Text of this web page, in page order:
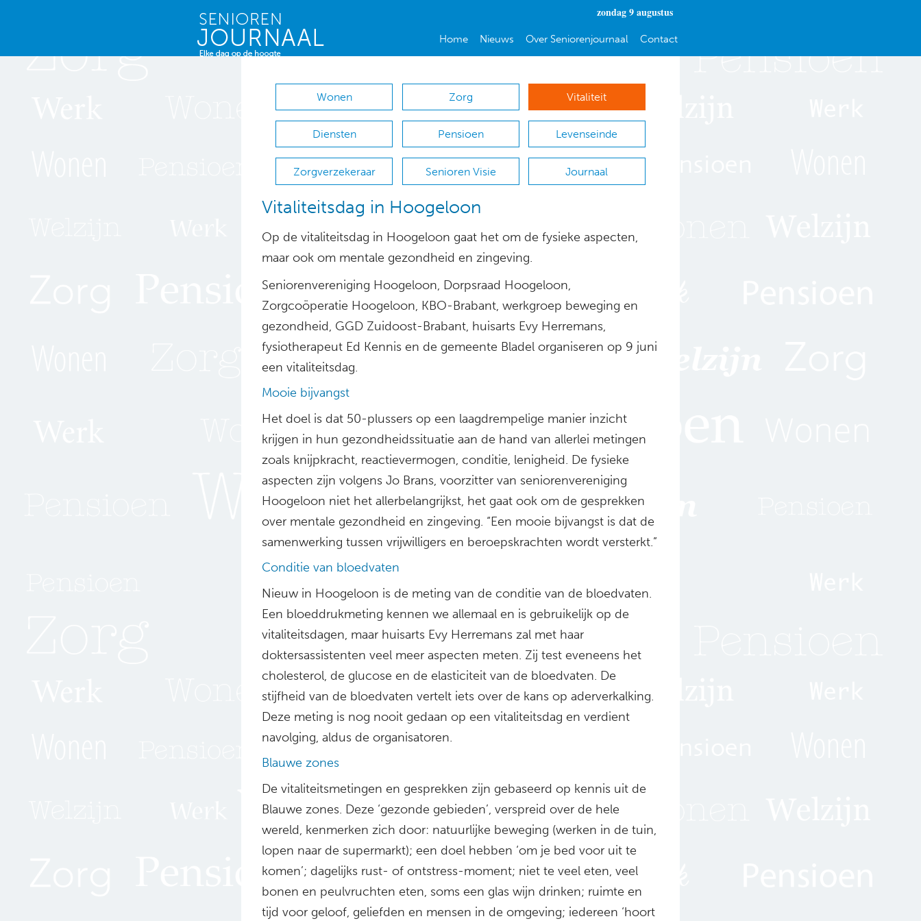
zondag 9 augustus
Home Nieuws Over Seniorenjournaal Contact
Wonen Zorg Vitaliteit
Diensten Pensioen Levenseinde
Zorgverzekeraar Senioren Visie Journaal
Vitaliteitsdag in Hoogeloon
Op de vitaliteitsdag in Hoogeloon gaat het om de fysieke aspecten,
maar ook om mentale gezondheid en zingeving.
Seniorenvereniging Hoogeloon, Dorpsraad Hoogeloon,
Zorgcoöperatie Hoogeloon, KBO-Brabant, werkgroep beweging en
gezondheid, GGD Zuidoost-Brabant, huisarts Evy Herremans,
fysiotherapeut Ed Kennis en de gemeente Bladel organiseren op 9 juni
een vitaliteitsdag.
Mooie bijvangst
Het doel is dat 50-plussers op een laagdrempelige manier inzicht
krijgen in hun gezondheidssituatie aan de hand van allerlei metingen
zoals knijpkracht, reactievermogen, conditie, lenigheid. De fysieke
aspecten zijn volgens Jo Brans, voorzitter van seniorenvereniging
Hoogeloon niet het allerbelangrijkst, het gaat ook om de gesprekken
over mentale gezondheid en zingeving. “Een mooie bijvangst is dat de
samenwerking tussen vrijwilligers en beroepskrachten wordt versterkt.”
Conditie van bloedvaten
Nieuw in Hoogeloon is de meting van de conditie van de bloedvaten.
Een bloeddrukmeting kennen we allemaal en is gebruikelijk op de
vitaliteitsdagen, maar huisarts Evy Herremans zal met haar
doktersassistenten veel meer aspecten meten. Zij test eveneens het
cholesterol, de glucose en de elasticiteit van de bloedvaten. De
stijfheid van de bloedvaten vertelt iets over de kans op aderverkalking.
Deze meting is nog nooit gedaan op een vitaliteitsdag en verdient
navolging, aldus de organisatoren.
Blauwe zones
De vitaliteitsmetingen en gesprekken zijn gebaseerd op kennis uit de
Blauwe zones. Deze ‘gezonde gebieden’, verspreid over de hele
wereld, kenmerken zich door: natuurlijke beweging (werken in de tuin,
lopen naar de supermarkt); een doel hebben ‘om je bed voor uit te
komen’; dagelijks rust- of ontstress-moment; niet te veel eten, veel
bonen en peulvruchten eten, soms een glas wijn drinken; ruimte en
tijd voor geloof, geliefden en mensen in de omgeving; iedereen ‘hoort